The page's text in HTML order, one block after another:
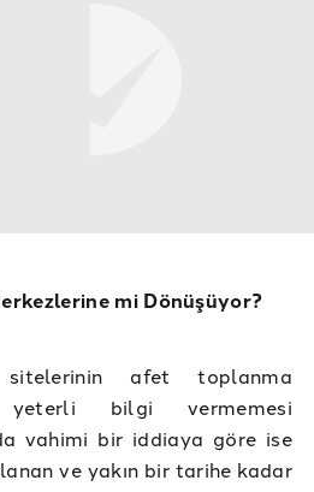
mi Dönüşüyor?
afet toplanma
bilgi vermemesi
vahimi bir iddiaya göre ise
ve yakın bir tarihe kadar